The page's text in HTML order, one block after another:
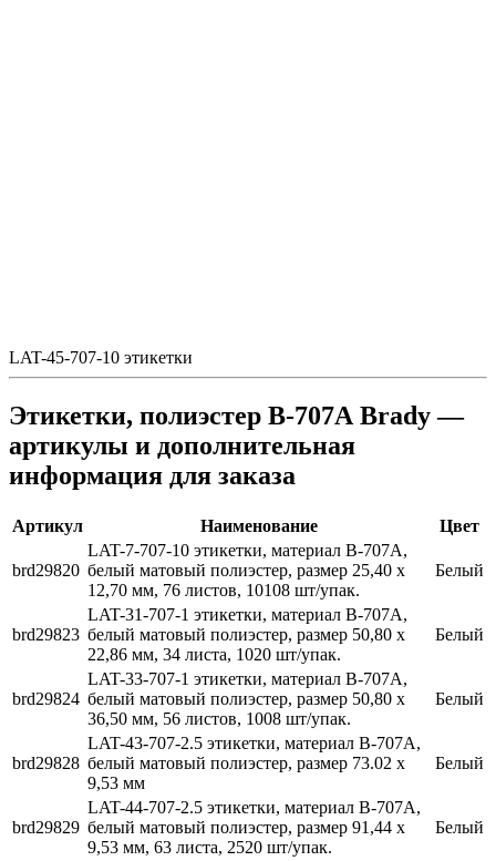
LAT-45-707-10 этикетки
Этикетки, полиэстер В-707А Brady —
артикулы и дополнительная
информация для заказа
Артикул Наименование Цвет
brd29820
LAT-7-707-10 этикетки, материал В-707А,
белый матовый полиэстер, размер 25,40 х
12,70 мм, 76 листов, 10108 шт/упак.
Белый
brd29823
LAT-31-707-1 этикетки, материал В-707А,
белый матовый полиэстер, размер 50,80 х
22,86 мм, 34 листа, 1020 шт/упак.
Белый
brd29824
LAT-33-707-1 этикетки, материал В-707А,
белый матовый полиэстер, размер 50,80 х
36,50 мм, 56 листов, 1008 шт/упак.
Белый
brd29828
LAT-43-707-2.5 этикетки, материал В-707А,
белый матовый полиэстер, размер 73.02 х
9,53 мм
Белый
brd29829
LAT-44-707-2.5 этикетки, материал В-707А,
белый матовый полиэстер, размер 91,44 х
9,53 мм, 63 листа, 2520 шт/упак.
Белый